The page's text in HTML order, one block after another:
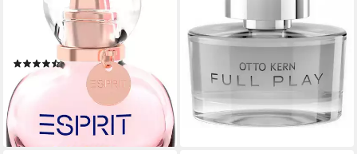
for her EdP 20 ml, Fruchtiger
Duft mit Birne, Apfel, Jasmin,
Veilchen und Moschus.
(117)
9,99 €
15,95 €
(499,50 €/ 1 l)
lieferbar - in 2-3 Werktagen bei dir
50 ml, 1-tlg.
46,51 €
lieferbar - in 5-6 Werktagen bei dir